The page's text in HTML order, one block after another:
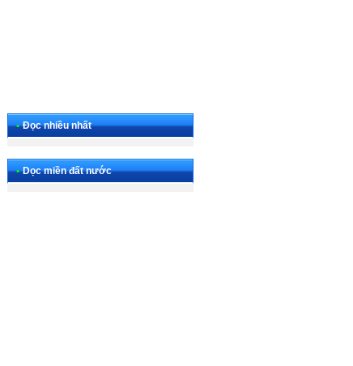
• Đọc nhiều nhất
• Dọc miền đất nước